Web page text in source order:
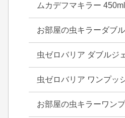
ムカデフマキラー 450ml
お部屋の虫キラーダブ
虫ゼロバリア ダブルジ
虫ゼロバリア ワンプッ
お部屋の虫キラーワン